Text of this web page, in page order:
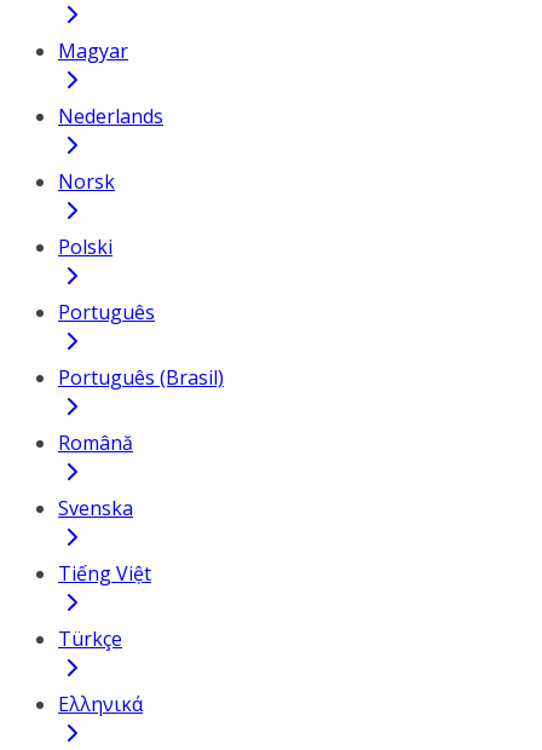
Magyar
Nederlands
Norsk
Polski
Português
Português (Brasil)
Română
Svenska
Tiếng Việt
Türkçe
Ελληνικά